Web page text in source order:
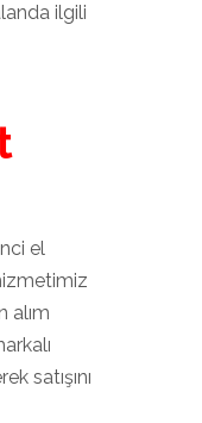
ilgili
el
alım
satışını